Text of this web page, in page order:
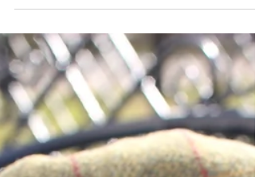
påkobling?
Fredag! En dag for å lande en stressende
uke på avslappende manér med taco og
TV, eller startskuddet til en
begivenhetsrik helg med...